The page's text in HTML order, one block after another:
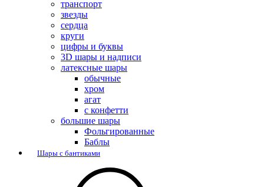
транспорт
звезды
сердца
круги
цифры и буквы
3D шары и надписи
латексные шары
обычные
хром
агат
с конфетти
большие шары
Фольгированные
Баблы
Шары с бантиками